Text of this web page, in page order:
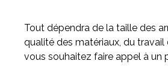
Tout dépendra de la taille des
qualité des matériaux, du travail
vous souhaitez faire appel à un